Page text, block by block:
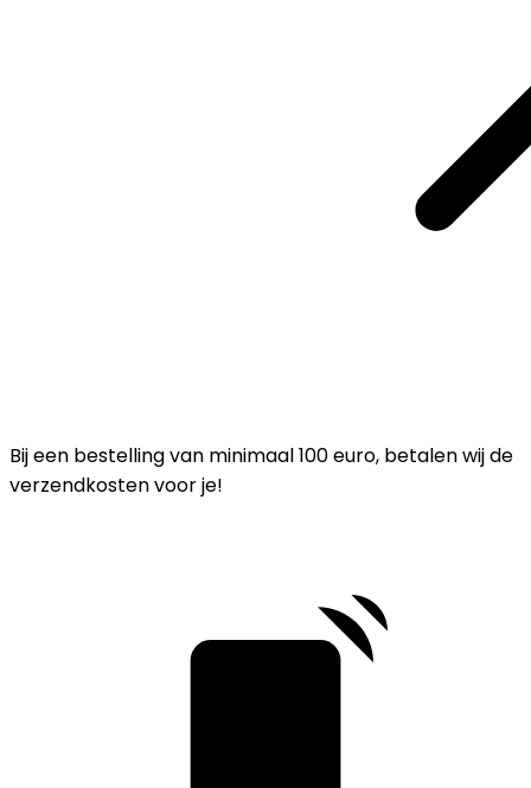
Bij een bestelling van minimaal 100 euro, betalen wij de
verzendkosten voor je!